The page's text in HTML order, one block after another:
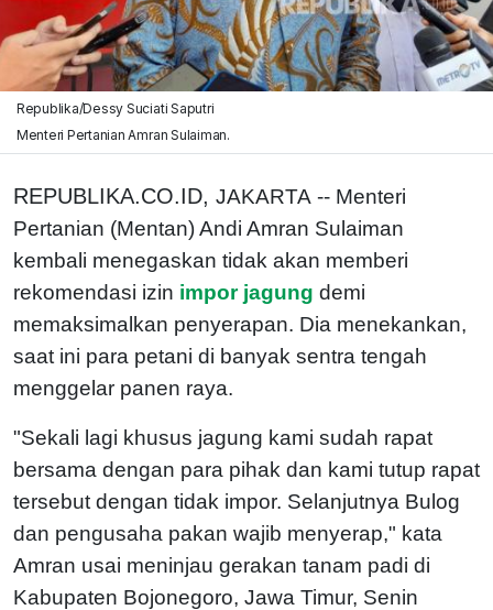
Republika/Dessy Suciati Saputri
Menteri Pertanian Amran Sulaiman.
REPUBLIKA.CO.ID, JAKARTA -- Menteri
Pertanian (Mentan) Andi Amran Sulaiman
kembali menegaskan tidak akan memberi
rekomendasi izin impor jagung demi
memaksimalkan penyerapan. Dia menekankan,
saat ini para petani di banyak sentra tengah
menggelar panen raya.
"Sekali lagi khusus jagung kami sudah rapat
bersama dengan para pihak dan kami tutup rapat
tersebut dengan tidak impor. Selanjutnya Bulog
dan pengusaha pakan wajib menyerap," kata
Amran usai meninjau gerakan tanam padi di
Kabupaten Bojonegoro, Jawa Timur, Senin